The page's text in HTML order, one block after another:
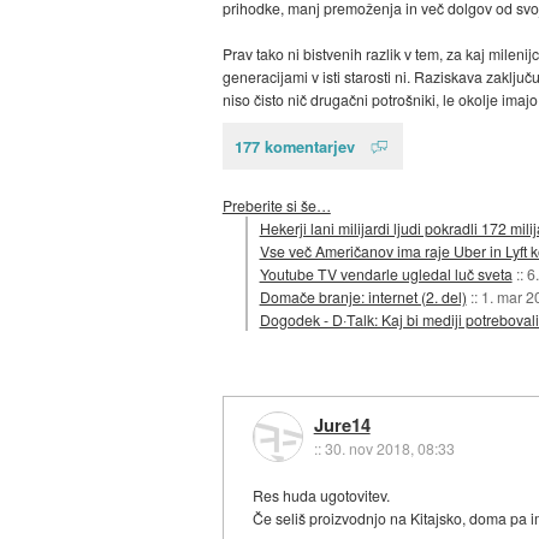
prihodke, manj premoženja in več dolgov od
Prav tako ni bistvenih razlik v tem, za kaj
generacijami v isti starosti ni. Raziskava
niso čisto nič drugačni potrošniki, le okolje
177 komentarjev
Preberite si še…
Hekerji lani milijardi ljudi pokradli 172
Vse več Američanov ima raje Uber in Lyft
Youtube TV vendarle ugledal luč sveta ::
Domače branje: internet (2. del) :: 1. mar
Dogodek - D·Talk: Kaj bi mediji
Jure14
::30. nov 2018, 08:33
Res huda ugotovitev.
Če seliš proizvodnjo na Kitajsko, doma pa